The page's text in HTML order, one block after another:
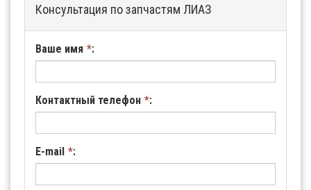
Консультация по запчастям ЛИАЗ
Ваше имя *:
Контактный телефон *:
E-mail *: